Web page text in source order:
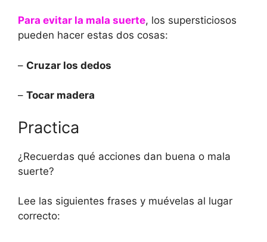
Para evitar la mala suerte, los supersticiosos
pueden hacer estas dos cosas:
– Cruzar los dedos
– Tocar madera
Practica
¿Recuerdas qué acciones dan buena o mala
suerte?
Lee las siguientes frases y muévelas al lugar
correcto: